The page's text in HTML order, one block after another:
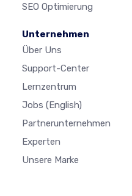
SEO Optimierung
Unternehmen
Über Uns
Support-Center
Lernzentrum
Jobs (English)
Partnerunternehmen
Experten
Unsere Marke